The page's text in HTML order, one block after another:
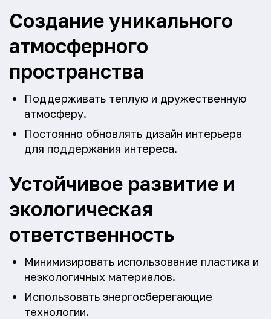
Создание уникального
атмосферного
пространства
Поддерживать теплую и дружественную
атмосферу.
Постоянно обновлять дизайн интерьера
для поддержания интереса.
Устойчивое развитие и
экологическая
ответственность
Минимизировать использование пластика и
неэкологичных материалов.
Использовать энергосберегающие
технологии.